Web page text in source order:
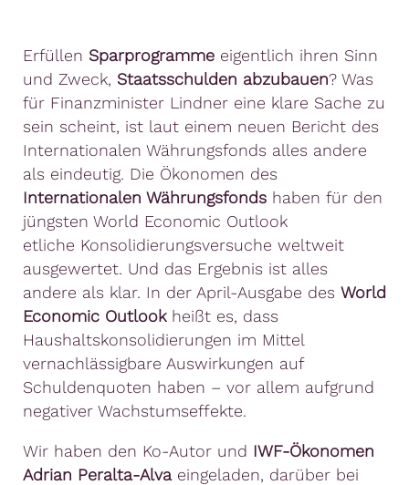
Erfüllen Sparprogramme eigentlich ihren Sinn
und Zweck, Staatsschulden abzubauen? Was
für Finanzminister Lindner eine klare Sache zu
sein scheint, ist laut einem neuen Bericht des
Internationalen Währungsfonds alles andere
als eindeutig. Die Ökonomen des
Internationalen Währungsfonds haben für den
jüngsten World Economic Outlook
etliche Konsolidierungsversuche weltweit
ausgewertet. Und das Ergebnis ist alles
andere als klar. In der April-Ausgabe des World
Economic Outlookheißt es, dass
Haushaltskonsolidierungen im Mittel
vernachlässigbare Auswirkungen auf
Schuldenquoten haben – vor allem aufgrund
negativer Wachstumseffekte.
Wir haben den Ko-Autor und IWF-Ökonomen
Adrian Peralta-Alvaeingeladen, darüber bei